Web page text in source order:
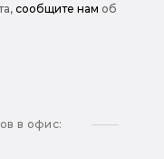
сообщите нам об
в офис: